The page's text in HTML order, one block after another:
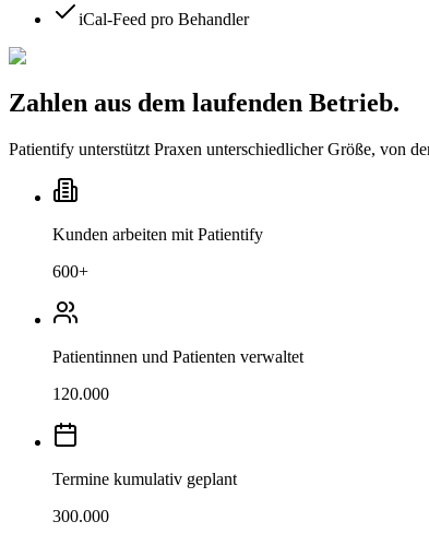
iCal-Feed pro Behandler
Zahlen aus dem laufenden Betrieb.
Patientify unterstützt Praxen unterschiedlicher Größe, von
Kunden arbeiten mit Patientify
600+
Patientinnen und Patienten verwaltet
120.000
Termine kumulativ geplant
300.000